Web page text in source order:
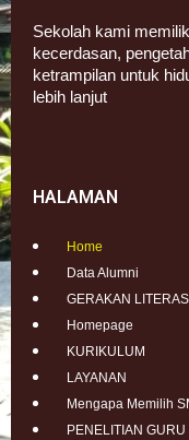
Sekolah kami
kecerdasan,
ketrampilan untuk
lebih lanjut
HALAMAN
Home
Data Alumni
GERAKAN
Homepage
KURIKULUM
LAYANAN
Mengapa Memilih
PENELITIAN GURU